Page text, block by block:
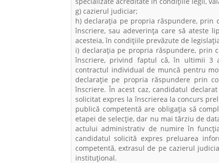
g) cazierul judiciar;
h) declaraţia pe propria răspundere, prin
înscriere, sau adeverinţa care să ateste
acesteia, în condiţiile prevăzute de
i) declaraţia pe propria răspundere, prin
înscriere, privind faptul că, în ultimii 3
contractul individual de muncă pentru
declaraţie pe propria răspundere prin
înscriere. În acest caz, candidatul
solicitat expres la înscrierea la concurs
publică competentă are obligaţia să
etapei de selecţie, dar nu mai târziu de
actului administrativ de numire în
candidatul solicită expres preluarea
competentă, extrasul de pe cazierul
instituţional.